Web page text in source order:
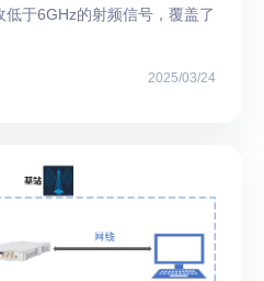
于6GHz的射频信号，覆盖了
2025/03/24